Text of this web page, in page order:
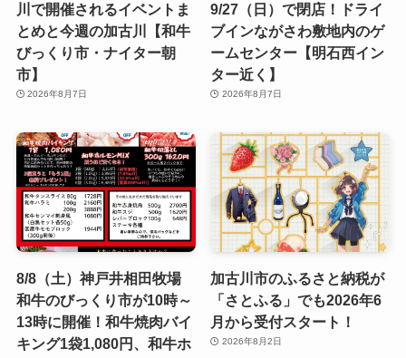
川で開催されるイベントま
とめと今週の加古川【和牛
びっくり市・ナイター朝
市】
2026年8月7日
9/27（日）で閉店！ドライ
ブインながさわ敷地内のゲ
ームセンター【明石西イン
ター近く】
2026年8月7日
8/8（土）神戸井相田牧場
和牛のびっくり市が10時～
13時に開催！和牛焼肉バイ
キング1袋1,080円、和牛ホ
加古川市のふるさと納税が
「さとふる」でも2026年6
月から受付スタート！
2026年8月2日